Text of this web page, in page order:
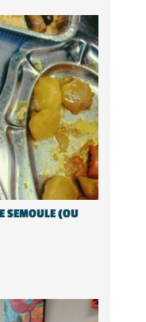
SEMOULE (OU